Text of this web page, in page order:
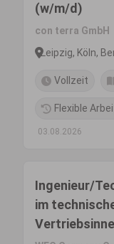
(w/m/d)
con terra GmbH
Leipzig, Köln,
Vollzeit
Flexible
03.08.2026
Ingenieur/
im